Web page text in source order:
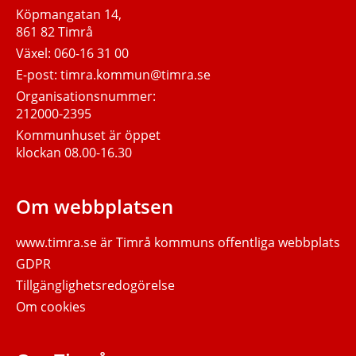
Köpmangatan 14,
861 82 Timrå
Växel:060-16 31 00
E-post:timra.kommun@timra.se
Organisationsnummer:
212000-2395
Kommunhuset är öppet
klockan 08.00-16.30
Om webbplatsen
www.timra.seär Timrå kommuns offentliga webbplats
GDPR
Tillgänglighetsredogörelse
Om cookies